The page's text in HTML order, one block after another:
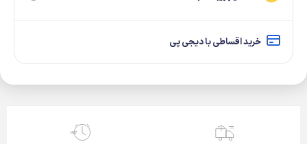
خرید اقساطی با دیجی پی
24/7